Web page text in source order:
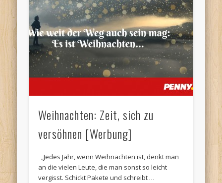
Weihnachten: Zeit, sich zu
versöhnen [Werbung]
„Jedes Jahr, wenn Weihnachten ist, denkt man
an die vielen Leute, die man sonst so leicht
vergisst. Schickt Pakete und schreibt …